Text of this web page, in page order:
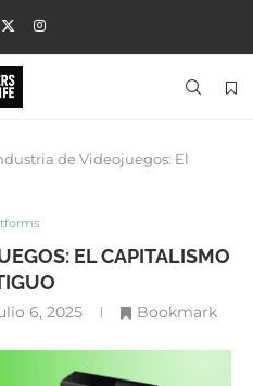
de Videojuegos: El
EL CAPITALISMO
6, 2025 Bookmark